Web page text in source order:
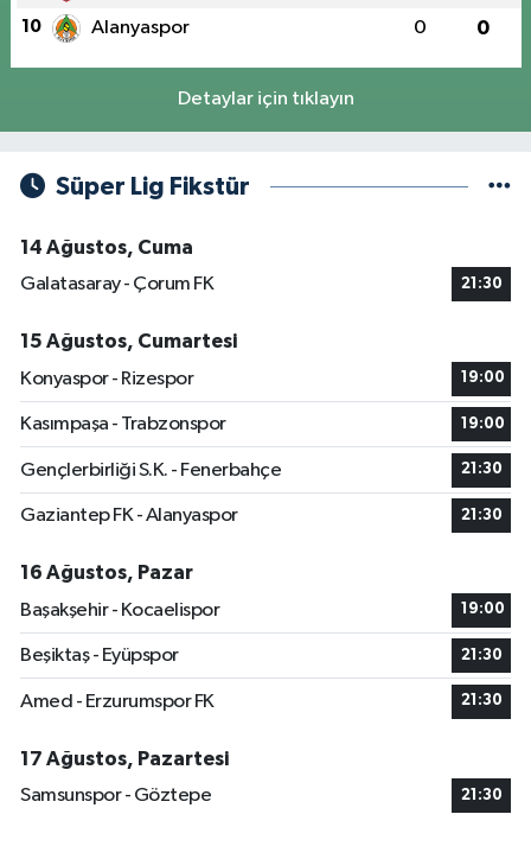
10 Alanyaspor 0 0
Detaylar için tıklayın
Süper Lig Fikstür
14 Ağustos, Cuma
Galatasaray - Çorum FK
21:30
15 Ağustos, Cumartesi
Konyaspor - Rizespor
19:00
Kasımpaşa - Trabzonspor 19:00
Gençlerbirliği S.K. - Fenerbahçe 21:30
Gaziantep FK - Alanyaspor 21:30
16 Ağustos, Pazar
Başakşehir - Kocaelispor
19:00
Beşiktaş - Eyüpspor 21:30
Amed - Erzurumspor FK 21:30
17 Ağustos, Pazartesi
Samsunspor - Göztepe
21:30